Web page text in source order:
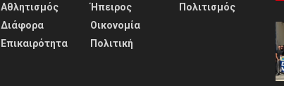
Αθλητισμός
Διάφορα
Επικαιρότητα
Ήπειρος
Οικονομία
Πολιτική
Πολιτισμός